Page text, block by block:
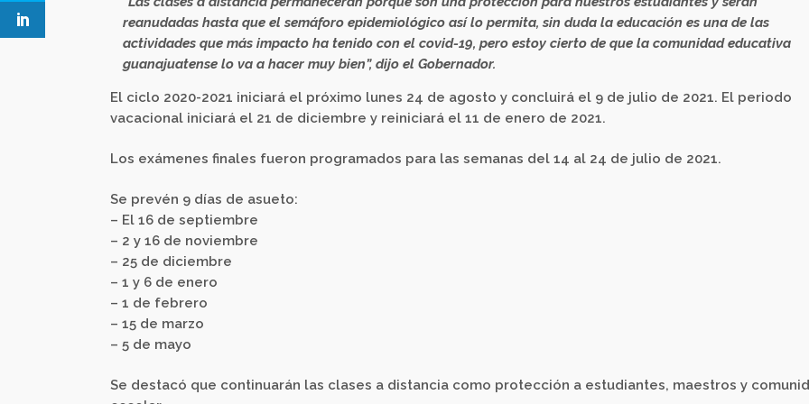
reanudadas hasta que el semáforo epidemiológico así lo permita, sin duda la educación es una de las
actividades que más impacto ha tenido con el covid-19, pero estoy cierto de que la comunidad educativa
guanajuatense lo va a hacer muy bien”, dijo el Gobernador.
El ciclo 2020-2021 iniciará el próximo lunes 24 de agosto y concluirá el 9 de julio de 2021. El periodo
vacacional iniciará el 21 de diciembre y reiniciará el 11 de enero de 2021.
Los exámenes finales fueron programados para las semanas del 14 al 24 de julio de 2021.
Se prevén 9 días de asueto:
– El 16 de septiembre
– 2 y 16 de noviembre
– 25 de diciembre
– 1 y 6 de enero
– 1 de febrero
– 15 de marzo
– 5 de mayo
Se destacó que continuarán las clases a distancia como protección a estudiantes, maestros y